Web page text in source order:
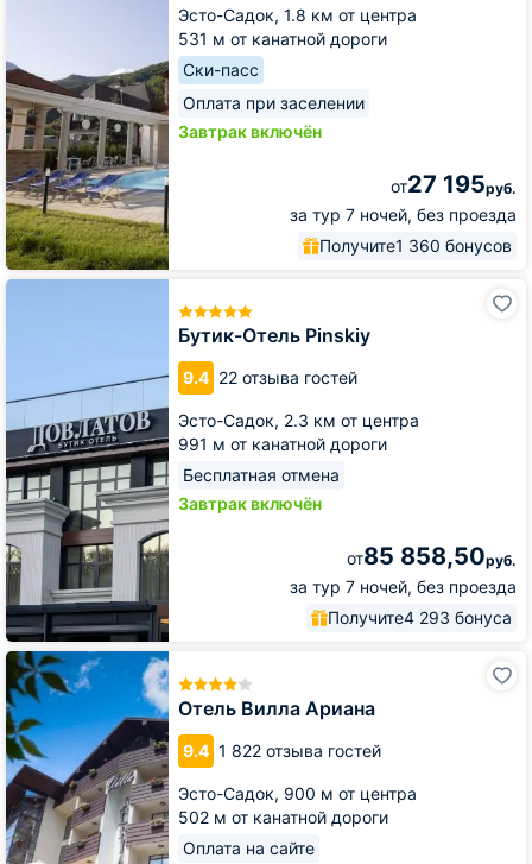
Эсто-Садок, 1.8 км от центра
531 м от канатной дороги
Ски-пасс
Оплата при заселении
Завтрак включён
от27 195руб.
за тур 7 ночей, без проезда
Получите1 360 бонусов
Бутик-Отель Pinskiy
9.4 22 отзыва гостей
Эсто-Садок, 2.3 км от центра
991 м от канатной дороги
Бесплатная отмена
Завтрак включён
от85 858,50руб.
за тур 7 ночей, без проезда
Получите4 293 бонуса
Бутик-
Отель Вилла Ариана
9.4 1 822 отзыва гостей
Эсто-Садок, 900 м от центра
502 м от канатной дороги
Оплата на сайте
Отель
Вилла
Ариана